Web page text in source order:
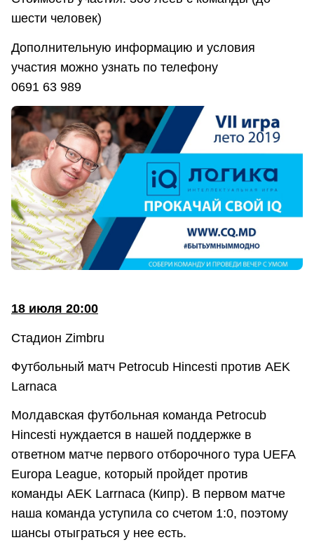
шести человек)
Дополнительную информацию и условия
участия можно узнать по телефону
0691 63 989
18 июля 20:00
Стадион Zimbru
Футбольный матч Petrocub Hincesti против AEK
Larnaca
Молдавская футбольная команда Petrocub
Hincesti нуждается в нашей поддержке в
ответном матче первого отборочного тура UEFA
Europa League, который пройдет против
команды AEK Larrnaca (Кипр). В первом матче
наша команда уступила со счетом 1:0, поэтому
шансы отыграться у нее есть.